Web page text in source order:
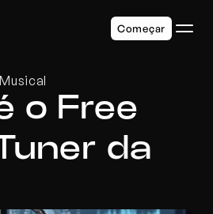
o Free
da
Começar